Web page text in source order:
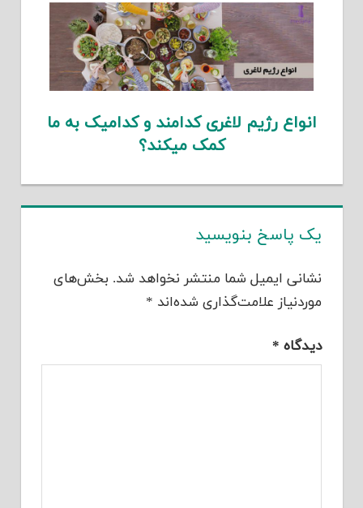
انواع رژیم لاغری کدامند و کدامیک به ما
کمک میکند؟
یک پاسخ بنویسید
نشانی ایمیل شما منتشر نخواهد شد. بخش‌های
موردنیاز علامت‌گذاری شده‌اند *
دیدگاه *